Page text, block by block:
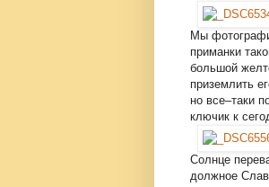
Мы
приманки
большой
приземлить
но все–таки
ключик к
Солнце
должное